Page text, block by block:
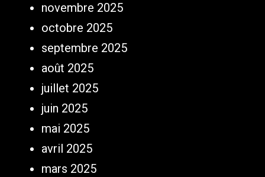
novembre 2025
octobre 2025
septembre 2025
août 2025
juillet 2025
juin 2025
mai 2025
avril 2025
mars 2025